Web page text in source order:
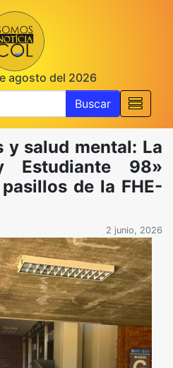
agosto del 2026
Buscar
y salud mental: La
Estudiante 98»
de la FHE-
2 junio, 2026